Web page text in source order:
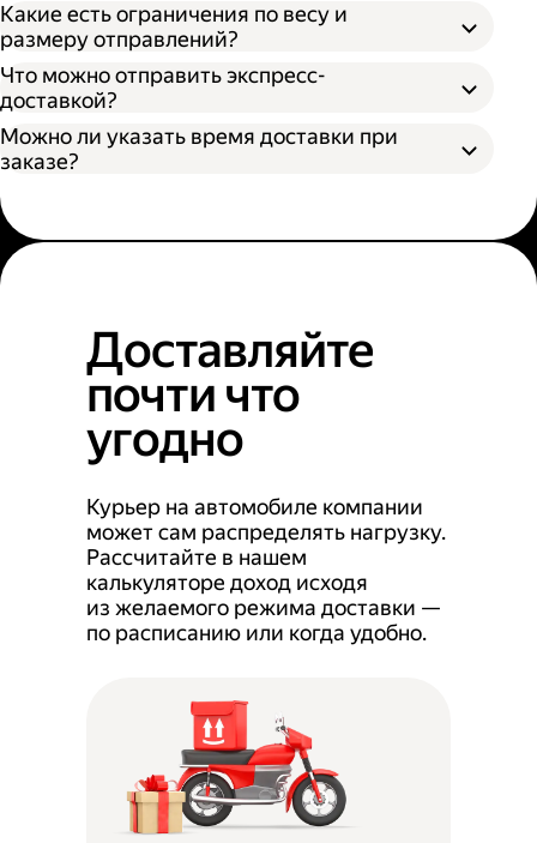
Какие есть ограничения по весу и
размеру отправлений?
Что можно отправить экспресс-
доставкой?
Можно ли указать время доставки при
заказе?
Доставляйте
почти что
угодно
Курьер на автомобиле компании
может сам распределять нагрузку.
Рассчитайте в нашем
калькуляторе доход исходя
из желаемого режима доставки —
по расписанию или когда удобно.